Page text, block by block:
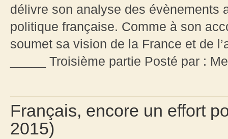
délivre son analyse des évènements
politique française. Comme à son
soumet sa vision de la France et de
_____ Troisième partie Posté par :
Français, encore un effort
2015)